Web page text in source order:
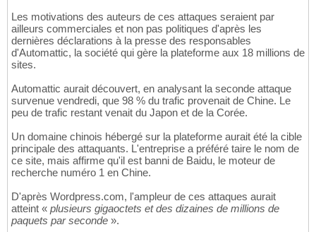
Les motivations des auteurs de ces attaques seraient par
ailleurs commerciales et non pas politiques d'après les
dernières déclarations à la presse des responsables
d'Automattic, la société qui gère la plateforme aux 18 millions de
sites.
Automattic aurait découvert, en analysant la seconde attaque
survenue vendredi, que 98 % du trafic provenait de Chine. Le
peu de trafic restant venait du Japon et de la Corée.
Un domaine chinois hébergé sur la plateforme aurait été la cible
principale des attaquants. L'entreprise a préféré taire le nom de
ce site, mais affirme qu'il est banni de Baidu, le moteur de
recherche numéro 1 en Chine.
D'après Wordpress.com, l'ampleur de ces attaques aurait
atteint « plusieurs gigaoctets et des dizaines de millions de
paquets par seconde ».